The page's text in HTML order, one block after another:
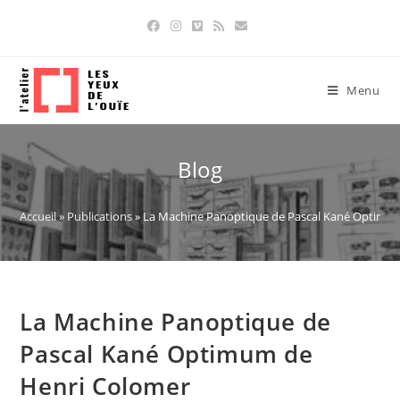
Menu
Blog
Accueil» Publications»La Machine Panoptique de Pascal Kané
La Machine Panoptique de
Pascal Kané Optimum de
Henri Colomer